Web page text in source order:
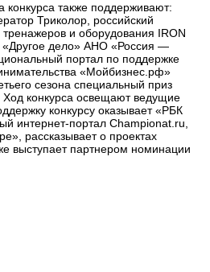
конкурса также поддерживают:
Триколор, российский
и оборудования IRON
«Другое дело» АНО «Россия —
портал по поддержке
«Мойбизнес.рф»
сезона специальный приз
конкурса освещают ведущие
конкурсу оказывает «РБК
интернет-портал Championat.ru,
рассказывает о проектах
выступает партнером номинации